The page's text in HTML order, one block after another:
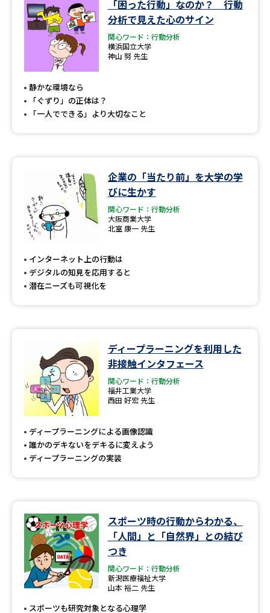
来場型・Web型イベント特集 夢ナビライブ
受験準備
志望校・出願校を調べる
先輩が入学を決めた理由 テレメール全国一斉進学調査
新生活お役立ちガイド
学問発見
学問のミニ講義「夢ナビ講義」 学問分野解説
学問の教科書 夢ナビライブ
ユーザーサポート
Ｑ＆Ａ よくあるご質問 大学進学IDについて
お支払いサイト
特定商取引表記
テレメール進学カタログ
「困った行動」なのか？ 行動
分析で見えた心のサイン
関心ワード：行動分析
横浜国立大学
神山 努 先生
静かな環境なら
「ぐずり」の正体は？
「一人でできる」より大切なこと
企業の「当たり前」を大学の学
びに生かす
関心ワード：行動分析
大阪商業大学
北室 康一 先生
インターネット上の行動は
デジタルの知見を応用すると
潜在ニーズも可視化を
ディープラーニングを利用した
非接触インタフェース
関心ワード：行動分析
福井工業大学
西田 好宏 先生
ディープラーニングによる画像認識
誰かのデキないをデキるに変えよう
ディープラーニングの実装
スポーツ時の行動からわかる、
「人間」と「自然界」との結び
つき
関心ワード：行動分析
新潟医療福祉大学
山本 裕二 先生
スポーツも研究対象となる心理学